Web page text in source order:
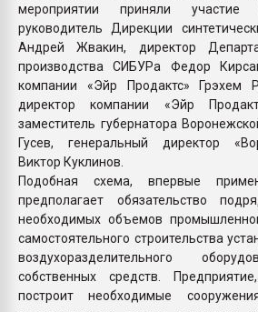
мероприятии приняли участие
руководитель Дирекции
Андрей Жвакин, директор
производства СИБУРа Федор
компании «Эйр Продактс» Грэхем
директор компании «Эйр
заместитель губернатора
Гусев, генеральный директор
Виктор Куклинов.
Подобная схема, впервые
предполагает обязательство
необходимых объемов
самостоятельного строительства
воздухоразделительного
собственных средств.
построит необходимые